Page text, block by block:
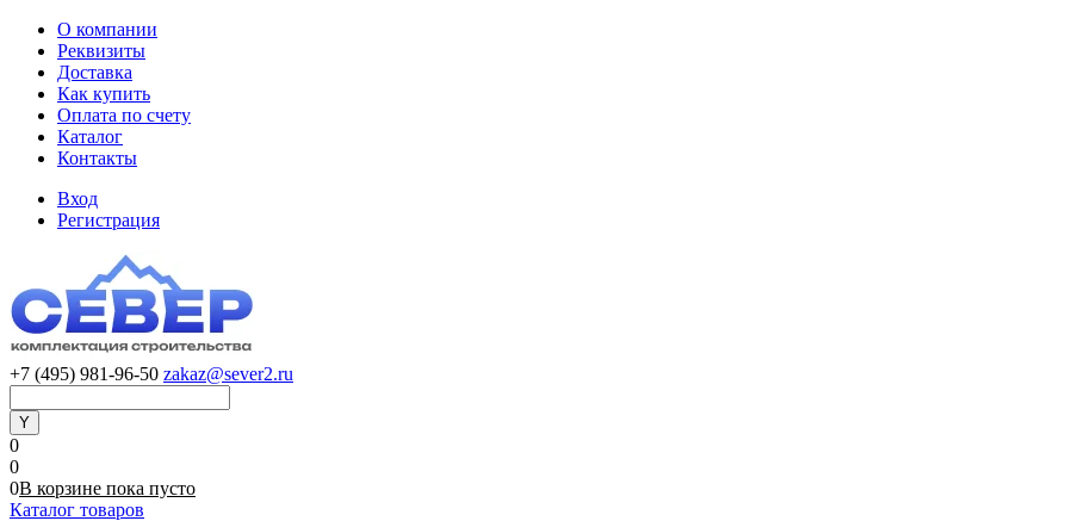
О компании
Реквизиты
Доставка
Как купить
Оплата по счету
Каталог
Контакты
Вход
Регистрация
+7 (495) 981-96-50 zakaz@sever2.ru
0
0
0В корзине пока пусто
Каталог товаров